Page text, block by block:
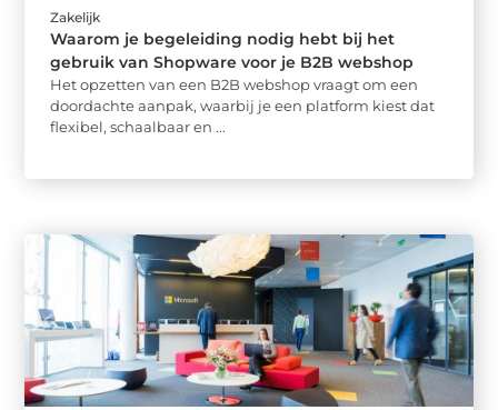
Zakelijk
Waarom je begeleiding nodig hebt bij het
gebruik van Shopware voor je B2B webshop
Het opzetten van een B2B webshop vraagt om een
doordachte aanpak, waarbij je een platform kiest dat
flexibel, schaalbaar en ...